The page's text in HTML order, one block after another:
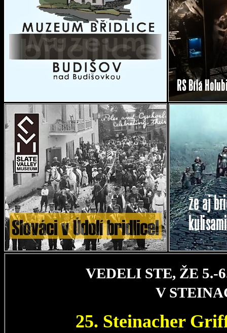
VEDELI STE, ŽE 5.-
V
25. Steinacher